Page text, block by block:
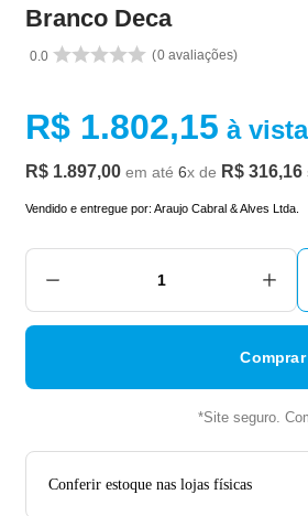
Branco Deca
0.0 0 avaliações
R$ 1.802,15 à
R$ 1.897,00 em até6x de R$ 316,16
Vendido e entregue por:Araujo Cabral & Alves Ltda.
*Site seguro.
Conferir estoque nas lojas físicas